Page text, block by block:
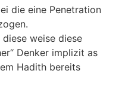
die eine Penetration
weise diese
Denker implizit as
Hadith bereits